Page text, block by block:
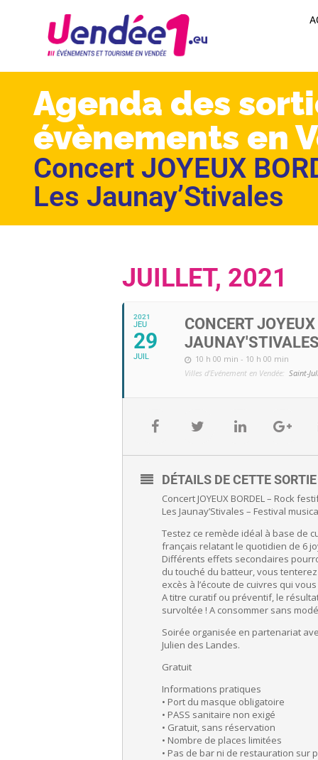
Agenda des
évènements en
Concert JOYEUX
Les Jaunay’Stivales
JUILLET, 2021
2021
JEU
29
JUIL
CONCERT
JAUNAY'STIVALES
10 h 00 min - 10 h 00 min
Villes d'Evénement en Vendée: Saint-
DÉTAILS DE CETTE
Concert JOYEUX BORDEL – Rock
Les Jaunay’Stivales – Festival
Testez ce remède idéal à base de
français relatant le quotidien de 6
Différents effets secondaires
du touché du batteur, vous
excès à l’écoute de cuivres qui
A titre curatif ou préventif, le
survoltée ! A consommer sans
Soirée organisée en partenariat
Julien des Landes.
Gratuit
Informations pratiques
• Port du masque obligatoire
• PASS sanitaire non exigé
• Gratuit, sans réservation
• Nombre de places limitées
• Pas de bar ni de restauration sur